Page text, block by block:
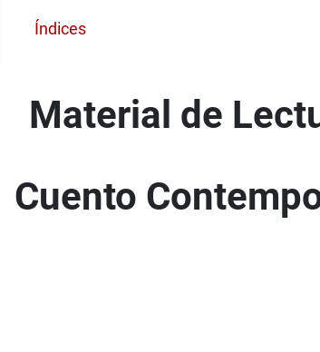
Índices
Material de
Cuento